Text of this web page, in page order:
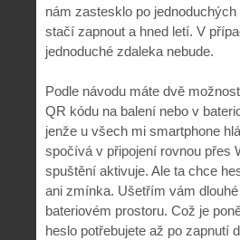
nám zastesklo po
stačí zapnout a hned letí. V
jednoduché zdaleka nebude.
Podle návodu máte dvě
QR kódu na balení nebo v
jenže u všech mi smartphone
spočívá v připojení rovnou přes
spuštění aktivuje. Ale ta chce
ani zmínka. Ušetřím vám
bateriovém prostoru. Což je
heslo potřebujete až po zapnutí